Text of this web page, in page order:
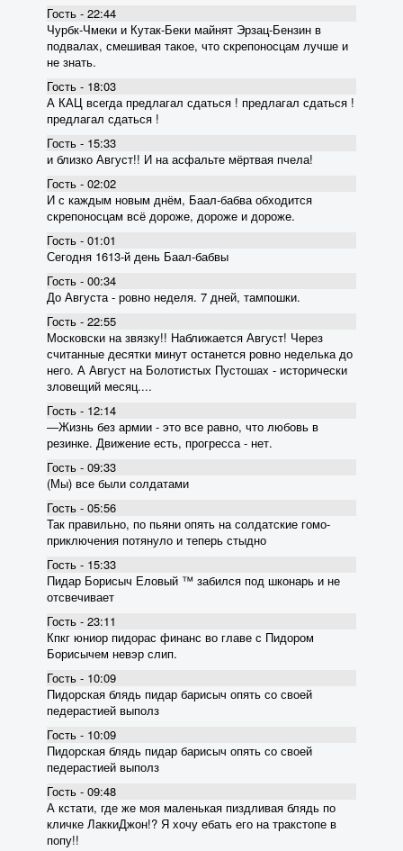
Гость - 22:44
Чурбк-Чмеки и Кутак-Беки майнят Эрзац-Бензин в
подвалах, смешивая такое, что скрепоносцам лучше и
не знать.
Гость - 18:03
А КАЦ всегда предлагал сдаться ! предлагал сдаться !
предлагал сдаться !
Гость - 15:33
и близко Август!! И на асфальте мёртвая пчела!
Гость - 02:02
И с каждым новым днём, Баал-бабва обходится
скрепоносцам всё дороже, дороже и дороже.
Гость - 01:01
Сегодня 1613-й день Баал-бабвы
Гость - 00:34
До Августа - ровно неделя. 7 дней, тампошки.
Гость - 22:55
Московски на звязку!! Наближается Август! Через
считанные десятки минут останется ровно неделька до
него. А Август на Болотистых Пустошах - исторически
зловещий месяц....
Гость - 12:14
―Жизнь без армии - это все равно, что любовь в
резинке. Движение есть, прогресса - нет.
Гость - 09:33
(Мы) все были солдатами
Гость - 05:56
Так правильно, по пьяни опять на солдатские гомо-
приключения потянуло и теперь стыдно
Гость - 15:33
Пидар Борисыч Еловый ™ забился под шконарь и не
отсвечивает
Гость - 23:11
Кпкг юниор пидорас финанс во главе с Пидором
Борисычем невэр слип.
Гость - 10:09
Пидорская блядь пидар барисыч опять со своей
педерастией выполз
Гость - 10:09
Пидорская блядь пидар барисыч опять со своей
педерастией выполз
Гость - 09:48
А кстати, где же моя маленькая пиздливая блядь по
кличке ЛаккиДжон!? Я хочу ебать его на тракстопе в
попу!!